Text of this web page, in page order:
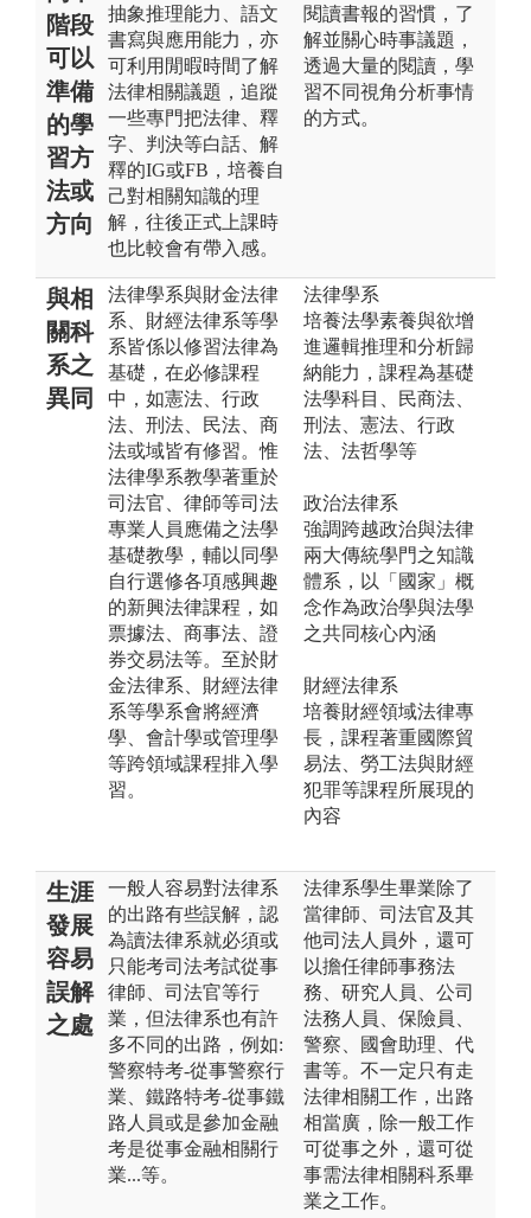
階段
可以
準備
的學
習方
法或
方向
抽象推理能力、語文
書寫與應用能力，亦
可利用閒暇時間了解
法律相關議題，追蹤
一些專門把法律、釋
字、判決等白話、解
釋的IG或FB，培養自
己對相關知識的理
解，往後正式上課時
也比較會有帶入感。
閱讀書報的習慣，了
解並關心時事議題，
透過大量的閱讀，學
習不同視角分析事情
的方式。
與相
關科
系之
異同
法律學系與財金法律
系、財經法律系等學
系皆係以修習法律為
基礎，在必修課程
中，如憲法、行政
法、刑法、民法、商
法或域皆有修習。惟
法律學系教學著重於
司法官、律師等司法
專業人員應備之法學
基礎教學，輔以同學
自行選修各項感興趣
的新興法律課程，如
票據法、商事法、證
券交易法等。至於財
金法律系、財經法律
系等學系會將經濟
學、會計學或管理學
等跨領域課程排入學
習。
法律學系
培養法學素養與欲增
進邏輯推理和分析歸
納能力，課程為基礎
法學科目、民商法、
刑法、憲法、行政
法、法哲學等
政治法律系
強調跨越政治與法律
兩大傳統學門之知識
體系，以「國家」概
念作為政治學與法學
之共同核心內涵
財經法律系
培養財經領域法律專
長，課程著重國際貿
易法、勞工法與財經
犯罪等課程所展現的
內容
生涯
發展
容易
誤解
之處
一般人容易對法律系
的出路有些誤解，認
為讀法律系就必須或
只能考司法考試從事
律師、司法官等行
業，但法律系也有許
多不同的出路，例如:
警察特考-從事警察行
業、鐵路特考-從事鐵
路人員或是參加金融
考是從事金融相關行
業...等。
法律系學生畢業除了
當律師、司法官及其
他司法人員外，還可
以擔任律師事務法
務、研究人員、公司
法務人員、保險員、
警察、國會助理、代
書等。不一定只有走
法律相關工作，出路
相當廣，除一般工作
可從事之外，還可從
事需法律相關科系畢
業之工作。